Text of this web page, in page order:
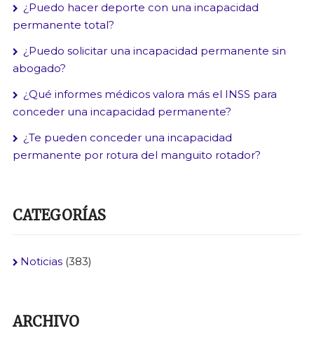
¿Puedo hacer deporte con una incapacidad
permanente total?
¿Puedo solicitar una incapacidad permanente sin
abogado?
¿Qué informes médicos valora más el INSS para
conceder una incapacidad permanente?
¿Te pueden conceder una incapacidad
permanente por rotura del manguito rotador?
CATEGORÍAS
Noticias(383)
ARCHIVO